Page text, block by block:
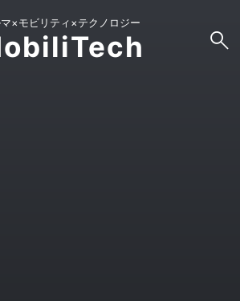
×モビリティ×テクノロジー